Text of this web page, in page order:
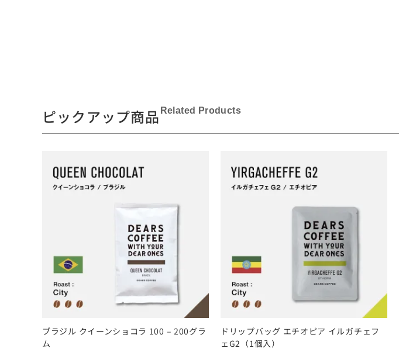
ピックアップ商品 Related Products
ブラジル クイーンショコラ 100 – 200グラ
ム
ドリップバッグ エチオピア イルガチェフ
ェG2（1個入）